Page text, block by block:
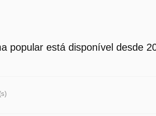
popular está disponível desde